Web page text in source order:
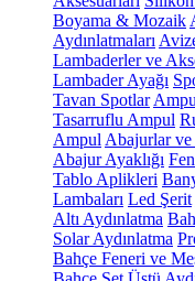
Boyama & Mozaik
Aydınlatmaları
Lambaderler ve
Lambader Ayağı
Tavan Spotlar
Tasarruflu Ampul
Ampul Abajurlar ve
Abajur Ayaklığı
Tablo Aplikleri
Lambaları Led Şerit
Altı Aydınlatma
Solar Aydınlatma
Bahçe Feneri ve